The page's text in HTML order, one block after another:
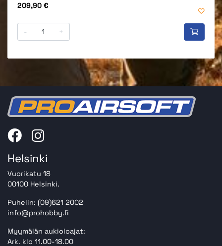
Hinta
209,90 €
- +
Helsinki
Vuorikatu 18
00100 Helsinki.
Puhelin: (09)621 2002
info@prohobby.fi
Myymälän aukioloajat:
Ark. klo 11.00-18.00